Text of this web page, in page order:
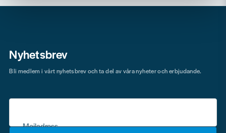
Nyhetsbrev
Mejladress
Bli medlem i vårt nyhetsbrev och ta del av våra nyheter och erbjudande.